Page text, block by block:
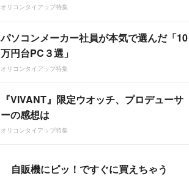
オリコンタイアップ特集
パソコンメーカー社員が本気で選んだ「10
万円台PC３選」
オリコンタイアップ特集
『VIVANT』限定ウオッチ、プロデューサ
ーの感想は
オリコンタイアップ特集
自販機にピッ！ですぐに買えちゃう